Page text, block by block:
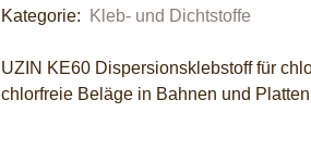
Kategorie:
Kleb- und Dichtstoffe
UZIN KE60 Dispersionsklebstoff für
chlorfreie Beläge in Bahnen und Platten